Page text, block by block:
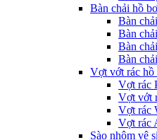
Bàn chải hồ
Bàn
Bàn
Bàn
Bàn
Vợt vớt rác hồ
Vợt rác
Vợt vớt
Vợt rác
Vợt rác
Sào nhôm vệ